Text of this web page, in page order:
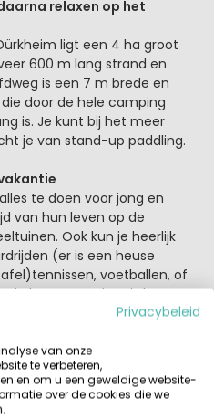
relaxen op het
ligt een 4 ha groot
600 m lang strand en
is een 7 m brede en
door de hele camping
is. Je kunt bij het meer
je van stand-up paddling.
te doen voor jong en
van hun leven op de
Ook kun je heerlijk
(er is een heuse
voetballen, of
in het oog springt is het
en ligweide. Hier is het
dagen! En geniet na een
een heerlijk wijntje aan
mens komt niets tekort op
is er eenrestaurantmet
In de buurt van deze
Privacybeleid
van onze
te verbeteren,
en om u een geweldige website-
over de cookies die we